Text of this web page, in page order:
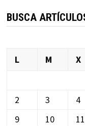
BUSCA
L
M X
2
3 4
9
10 11